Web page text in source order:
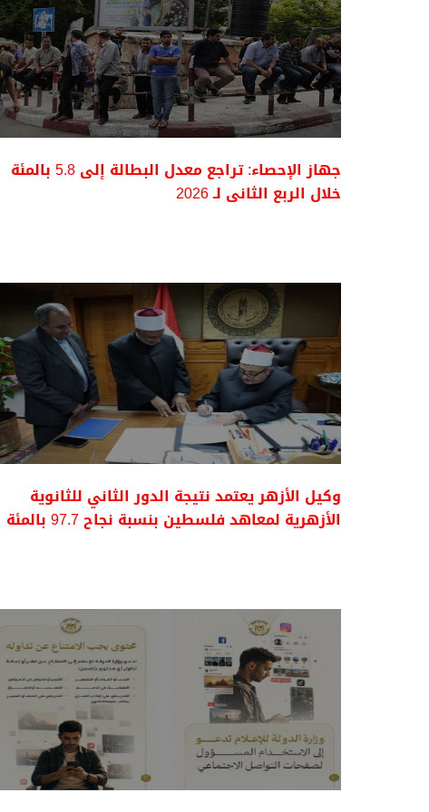
جهاز الإحصاء: تراجع معدل البطالة إلى 5.8 بالمئة
خلال الربع الثانى لـ 2026
وكيل الأزهر يعتمد نتيجة الدور الثاني للثانوية
الأزهرية لمعاهد فلسطين بنسبة نجاح 97.7 بالمئة